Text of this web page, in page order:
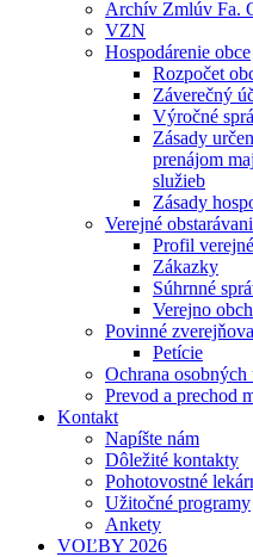
Archív Zmlúv Fa.
VZN
Hospodárenie obce
Rozpočet
Záverečný
Výročné
Zásady
prenájom
služieb
Zásady
Verejné
Profil
Zákazky
Súhrnné
Verejno
Povinné
Petície
Ochrana osobných
Prevod a prechod
Kontakt
Napíšte nám
Dôležité kontakty
Pohotovostné
Užitočné programy
Ankety
VOĽBY 2026